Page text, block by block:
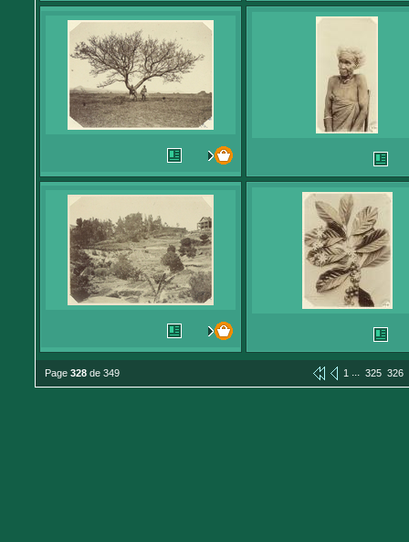
Page 328 de 349 1 ... 325 326